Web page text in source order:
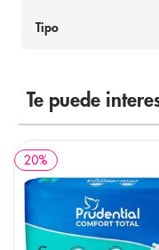
Tipo
Te puede
20%